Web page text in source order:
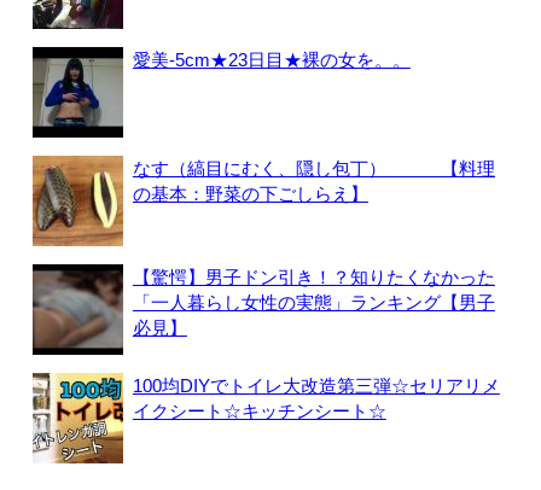
愛美-5cm★23日目★裸の女を。。
なす（縞目にむく、隠し包丁） 【料理
の基本：野菜の下ごしらえ】
【驚愕】男子ドン引き！？知りたくなかった
「一人暮らし女性の実態」ランキング【男子
必見】
100均DIYでトイレ大改造第三弾☆セリアリメ
イクシート☆キッチンシート☆